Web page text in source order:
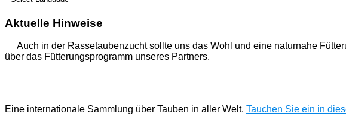
Aktuelle Hinweise
Auch in der Rassetaubenzucht sollte uns das Wohl und eine naturnahe
über das Fütterungsprogramm unseres Partners.
Eine internationale Sammlung über Tauben in aller Welt. Tauchen Sie ein in